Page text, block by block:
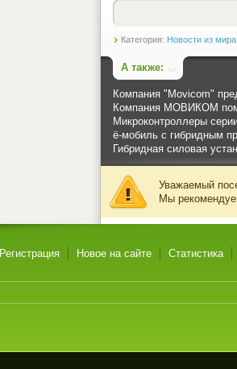
Категория: Новости из
А также:
Компания "Movicom"
Компания МОВИКОМ
Микроконтроллеры
ё-мобиль с гибридным
Гибридная силовая
Уважаемый
Мы
Регистрация Новое на сайте Статистика